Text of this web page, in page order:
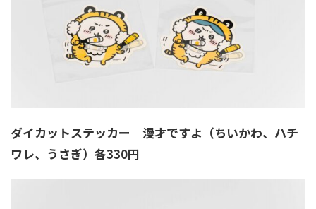
ダイカットステッカー 漫才ですよ（ちいかわ、ハチ
ワレ、うさぎ）各330円